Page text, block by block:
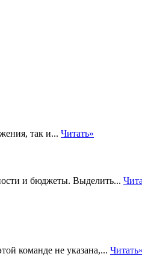
так и... Читать»
и бюджеты. Выделить...
команде не указана,... Читать»